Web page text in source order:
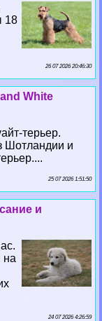
18
26 07 2026 20:46:30
White
терьер.
Шотландии и
25 07 2026 1:51:50
и
на
24 07 2026 4:26:59